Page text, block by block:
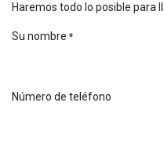
Haremos todo lo posible para
Su nombre *
Número de teléfono